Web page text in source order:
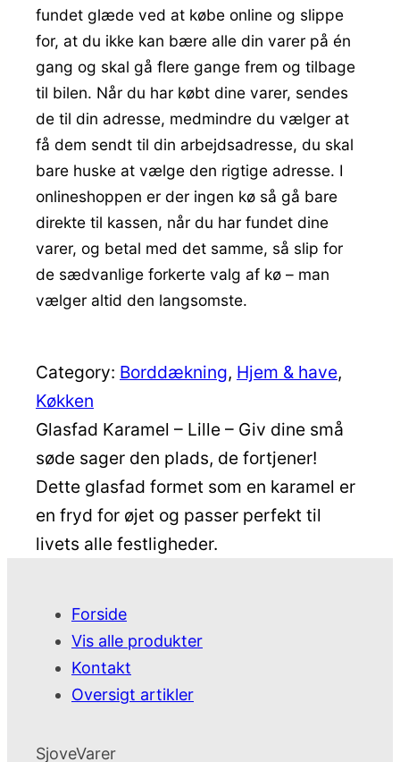
fundet glæde ved at købe online og slippe
for, at du ikke kan bære alle din varer på én
gang og skal gå flere gange frem og tilbage
til bilen. Når du har købt dine varer, sendes
de til din adresse, medmindre du vælger at
få dem sendt til din arbejdsadresse, du skal
bare huske at vælge den rigtige adresse. I
onlineshoppen er der ingen kø så gå bare
direkte til kassen, når du har fundet dine
varer, og betal med det samme, så slip for
de sædvanlige forkerte valg af kø – man
vælger altid den langsomste.
Category: Borddækning, Hjem & have
Køkken
Glasfad Karamel – Lille – Giv dine små
søde sager den plads, de fortjener!
Dette glasfad formet som en karamel er
en fryd for øjet og passer perfekt til
livets alle festligheder.
Forside
Vis alle produkter
Kontakt
Oversigt artikler
SjoveVarer